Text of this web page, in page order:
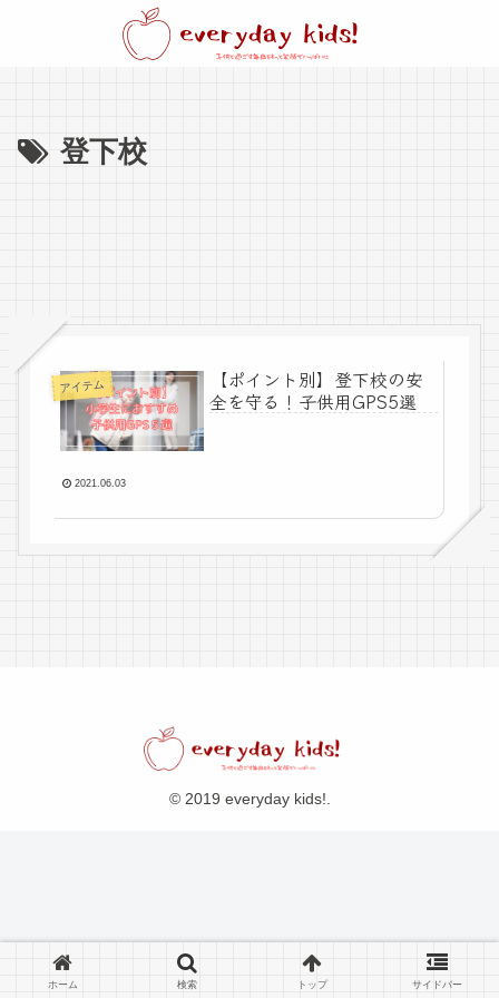
登下校
アイテム
【ポイント別】登下校の安
全を守る！子供用GPS5選
2021.06.03
© 2019 everyday kids!.
ホーム 検索 トップ サイドバー